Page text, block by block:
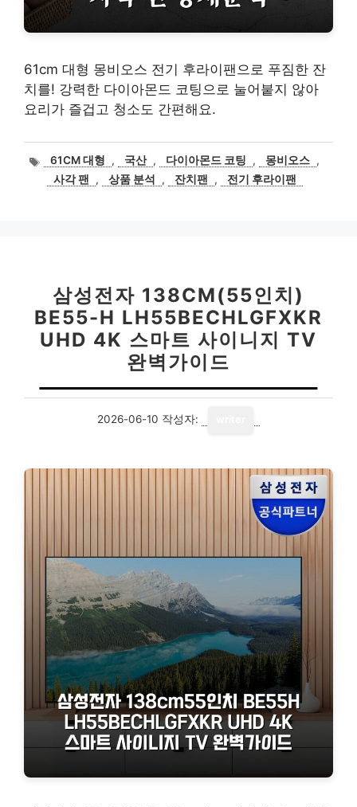
61cm 대형 몽비오스 전기 후라이팬으로 푸짐한 잔
치를! 강력한 다이아몬드 코팅으로 눌어붙지 않아
요리가 즐겁고 청소도 간편해요.
태61CM 대형 , 국산 , 다이아몬드 코팅 , 몽비오스 ,
사각 팬
, 상품 분석 , 잔치팬 , 전기 후라이팬
삼성전자 138CM(55인치)
BE55-H LH55BECHLGFXKR
UHD 4K 스마트 사이니지 TV
완벽가이드
2026-06-10 작성자: